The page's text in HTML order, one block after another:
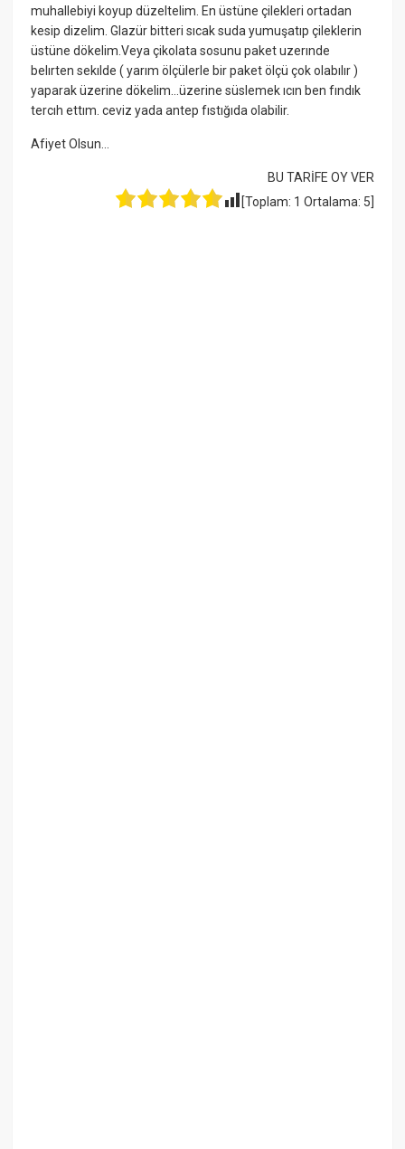
muhallebiyi koyup düzeltelim. En üstüne çilekleri ortadan
kesip dizelim. Glazür bitteri sıcak suda yumuşatıp çileklerin
üstüne dökelim.Veya çikolata sosunu paket uzerınde
belırten sekılde ( yarım ölçülerle bir paket ölçü çok olabılır )
yaparak üzerine dökelim…üzerine süslemek ıcın ben fındık
tercıh ettım. ceviz yada antep fıstığıda olabilir.
Afiyet Olsun…
BU TARİFE OY VER
[Toplam: 1 Ortalama: 5